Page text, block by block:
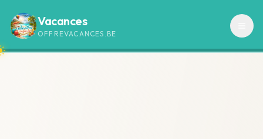
Vacances
OFFREVACANCES.BE